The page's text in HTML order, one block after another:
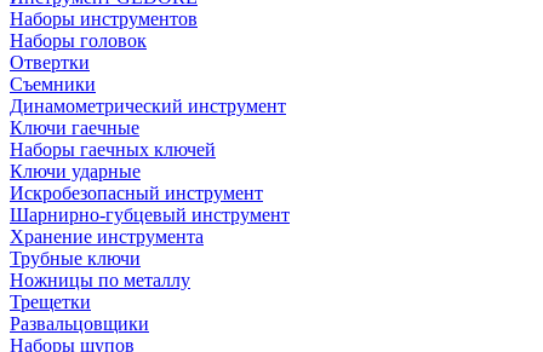
Наборы инструментов
Наборы головок
Отвертки
Съемники
Динамометрический инструмент
Ключи гаечные
Наборы гаечных ключей
Ключи ударные
Искробезопасный инструмент
Шарнирно-губцевый инструмент
Хранение инструмента
Трубные ключи
Ножницы по металлу
Трещетки
Развальцовщики
Наборы щупов